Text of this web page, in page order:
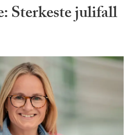
Sterkeste julifall